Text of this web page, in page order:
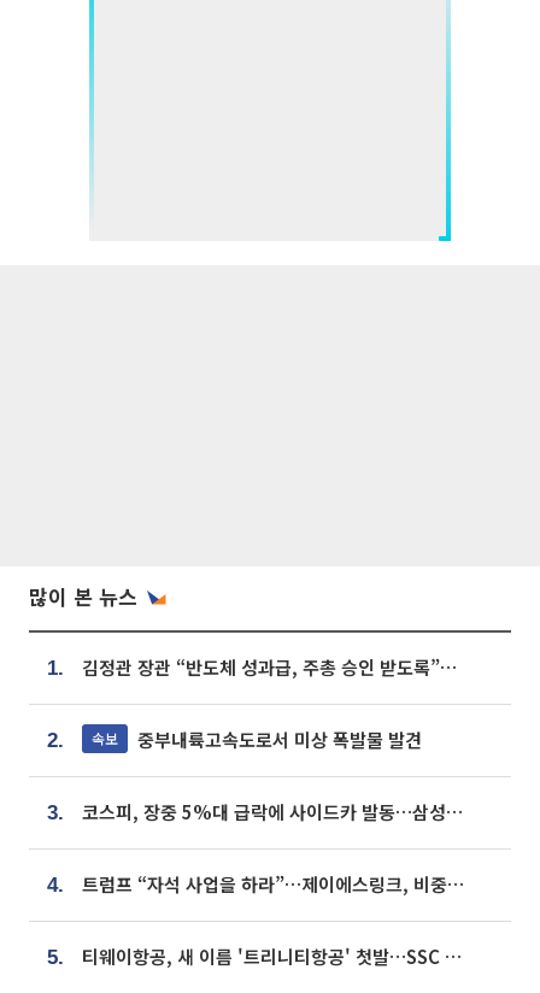
많이 본 뉴스
1. 김정관 장관 “반도체 성과급, 주총 승인 받도록”…상법·자본시장법 개정 시사
2. 속보 중부내륙고속도로서 미상 폭발물 발견
3. 코스피, 장중 5%대 급락에 사이드카 발동…삼성·SK 동반 폭락
4. 트럼프 “자석 사업을 하라”…제이에스링크, 비중국 영구자석 공급망 구축 속도
5. 티웨이항공, 새 이름 '트리니티항공' 첫발…SSC 전략 본격화